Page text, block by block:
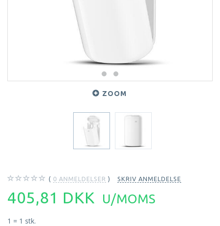
ZOOM
0 ANMELDELSER SKRIV ANMELDELSE
405,81 DKK U/MOMS
1 = 1 stk.